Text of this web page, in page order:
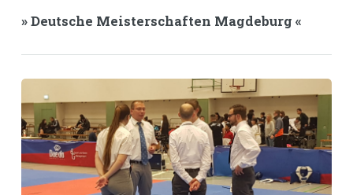
» Deutsche Meisterschaften Magdeburg «